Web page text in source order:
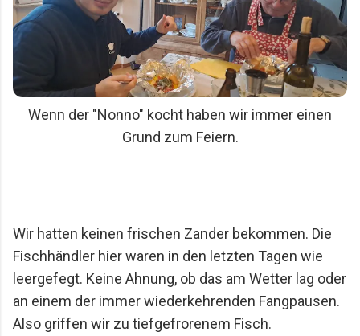
Wenn der "Nonno" kocht haben wir immer einen
Grund zum Feiern.
Wir hatten keinen frischen Zander bekommen. Die
Fischhändler hier waren in den letzten Tagen wie
leergefegt. Keine Ahnung, ob das am Wetter lag oder
an einem der immer wiederkehrenden Fangpausen.
Also griffen wir zu tiefgefrorenem Fisch.